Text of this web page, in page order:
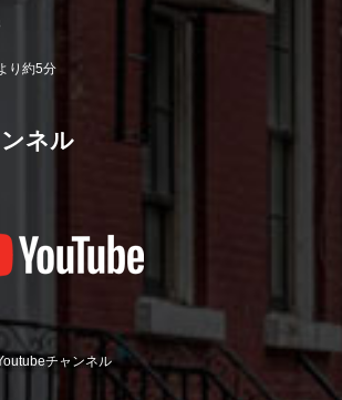
り約5分
ネル
チャンネル